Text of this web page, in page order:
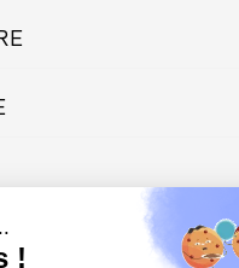
à notre Newsletter et
flashs, promotions et